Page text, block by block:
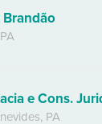
PA
e Cons.
, PA